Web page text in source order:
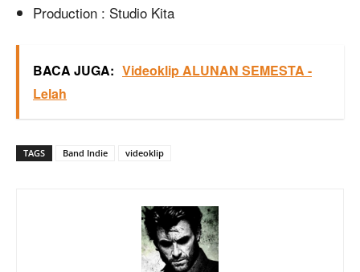
Production : Studio Kita
BACA JUGA: Videoklip ALUNAN SEMESTA -
Lelah
TAGS Band Indie videoklip